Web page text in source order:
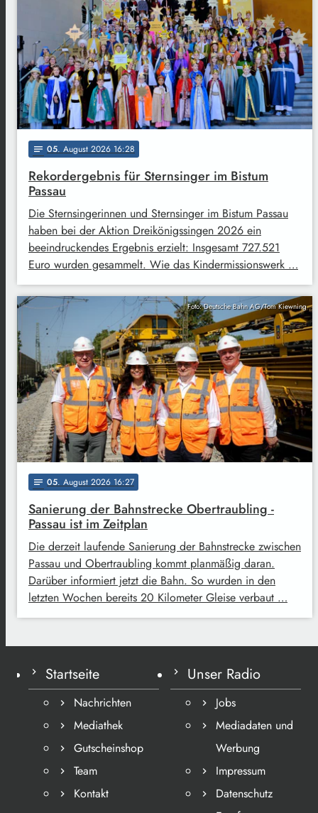
notes 05. August 2026 16:28
Rekordergebnis für Sternsinger im Bistum
Passau
Die Sternsingerinnen und Sternsinger im Bistum Passau
haben bei der Aktion Dreikönigssingen 2026 ein
beeindruckendes Ergebnis erzielt: Insgesamt 727.521
Euro wurden gesammelt. Wie das Kindermissionswerk …
Foto: Deutsche Bahn AG/Tom Kiewning
notes 05. August 2026 16:27
Sanierung der Bahnstrecke Obertraubling -
Passau ist im Zeitplan
Die derzeit laufende Sanierung der Bahnstrecke zwischen
Passau und Obertraubling kommt planmäßig daran.
Darüber informiert jetzt die Bahn. So wurden in den
letzten Wochen bereits 20 Kilometer Gleise verbaut …
Startseite
Nachrichten
Mediathek
Gutscheinshop
Team
Kontakt
Unser Radio
Jobs
Mediadaten und
Werbung
Impressum
Datenschutz